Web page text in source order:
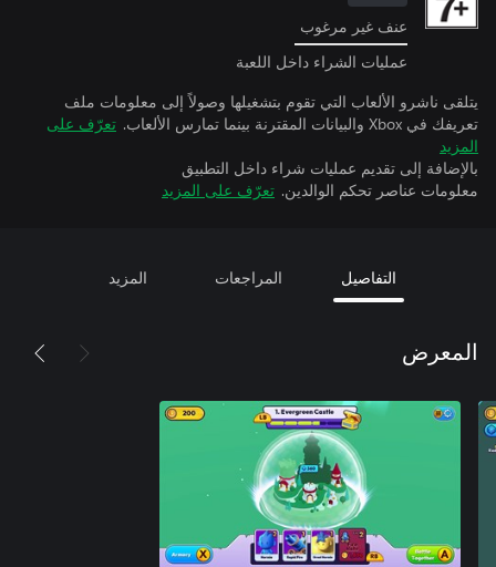
عنف غير مرغوب
عمليات الشراء داخل اللعبة
يتلقى ناشرو الألعاب التي تقوم بتشغيلها وصولاً إلى معلومات ملف
تعريفك في Xbox والبيانات المقترنة بينما تمارس الألعاب.
تعرّف على
المزيد
بالإضافة إلى تقديم عمليات شراء داخل التطبيق
معلومات عناصر تحكم الوالدين. تعرّف على المزيد
التفاصيل المراجعات المزيد
المعرض